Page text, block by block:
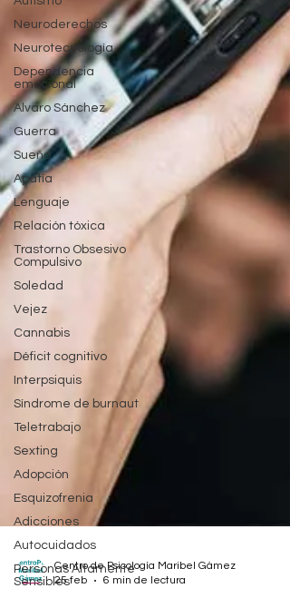
Neuroderechos
Neurotecnología
Dependencia
emocional
Alvaro Sánchez
Guerra
Sueño
Apatía
Lenguaje
Relación tóxica
Trastorno Obsesivo
Compulsivo
Soledad
Vejez
Cannabis
Déficit cognitivo
Interpsiquis
Síndrome de burnaut
Teletrabajo
Sexting
Adopción
Esquizofrenia
Adicciones
Autocuidados
Personas Altamente
Sensibles